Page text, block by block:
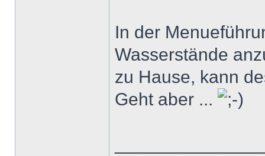
In der
Wasserstände
zu Hause, kann
Geht aber ...